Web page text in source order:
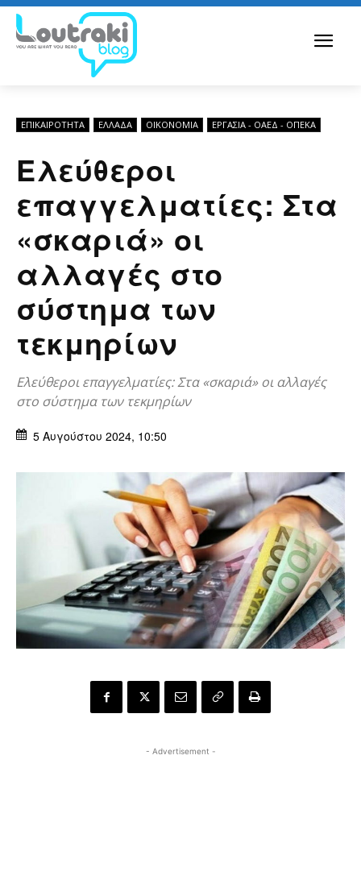
ΕΠΙΚΑΙΡΟΤΗΤΑ ΕΛΛΆΔΑ ΟΙΚΟΝΟΜΊΑ ΕΡΓΑΣΊΑ - ΟΑΕΔ - ΟΠΕΚΑ
Ελεύθεροι
επαγγελματίες: Στα
«σκαριά» οι
αλλαγές στο
σύστημα των
τεκμηρίων
Ελεύθεροι επαγγελματίες: Στα «σκαριά» οι αλλαγές
στο σύστημα των τεκμηρίων
5 Αυγούστου 2024, 10:50
- Advertisement -